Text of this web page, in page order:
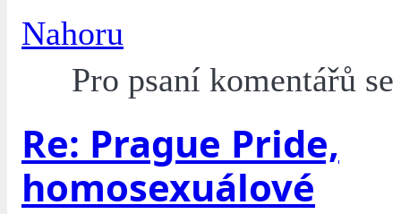
Nahoru
Pro psaní komentářů
Re: Prague Pride,
homosexuálové